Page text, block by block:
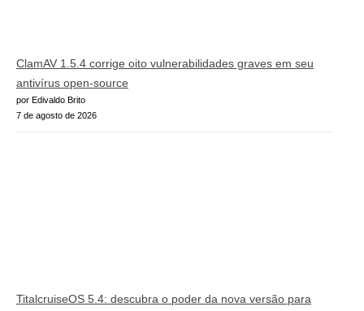
ClamAV 1.5.4 corrige oito vulnerabilidades graves em seu
antivírus open-source
por Edivaldo Brito
7 de agosto de 2026
TitalcruiseOS 5.4: descubra o poder da nova versão para